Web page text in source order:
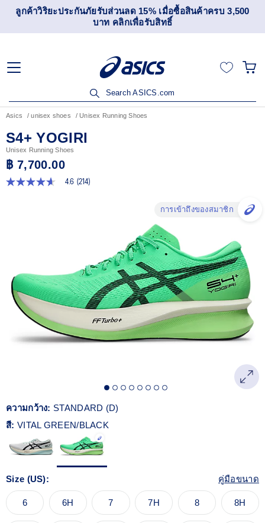
15% เมื่อซื้อสินค้าครบ 3,500
เข้าร่วม OneASICS™ เพื่อ
Search ASICS.com
Asics unisex shoes Unisex Running Shoes
S4+ YOGIRI
Unisex Running Shoes
฿ 7,700.00
4.6
Reviews.
ลิงก์
หน้า
เดียวกัน
4.6 (214)
การเข้าถึงของสมาชิก
ความกว้าง: STANDARD (D)
สี: VITAL GREEN/BLACK
Size (US): คู่มือขนาด
6 6H 7 7H 8 8H